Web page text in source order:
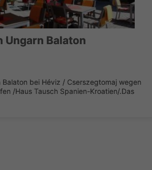
Ungarn Balaton
Balaton bei Héviz / Cserszegtomaj wegen
/Haus Tausch Spanien-Kroatien/.Das